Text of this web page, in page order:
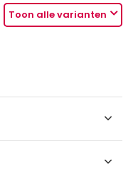
Toon alle varianten